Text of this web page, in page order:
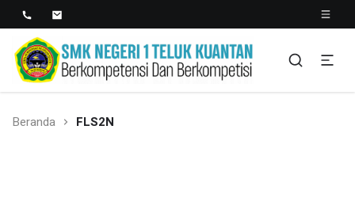
SMK NEGERI 1 TELUK
KUANTAN
Berkopetensi Dan Berkompetisi
Beranda FLS2N